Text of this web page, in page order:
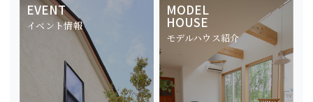
EVENT
イベント情報
MODEL
HOUSE
モデルハウス紹介